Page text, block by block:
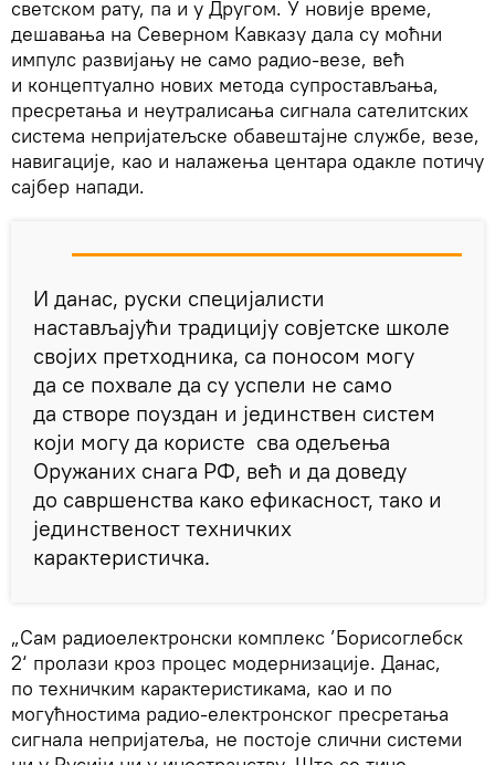
светском рату, па и у Другом. У новије време,
дешавања на Северном Кавказу дала су моћни
импулс развијању не само радио-везе, већ
и концептуално нових метода супростављања,
пресретања и неутралисања сигнала сателитских
система непријатељске обавештајне службе, везе,
навигације, као и налажења центара одакле потичу
сајбер напади.
И данас, руски специјалисти
настављајући традицију совјетске школе
својих претходника, са поносом могу
да се похвале да су успели не само
да створе поуздан и јединствен систем
који могу да користе сва одељења
Оружаних снага РФ, већ и да доведу
до савршенства како ефикасност, тако и
јединственост техничких
карактеристичка.
„Сам радиоелектронски комплекс ’Борисоглебск
2‘ пролази кроз процес модернизације. Данас,
по техничким карактеристикама, као и по
могућностима радио-електронског пресретања
сигнала непријатеља, не постоје слични системи